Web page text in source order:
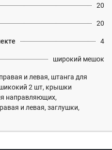
20
20
4
широкий мешок
и левая, штанга для
2 шт, крышки
направляющих,
и левая, заглушки,